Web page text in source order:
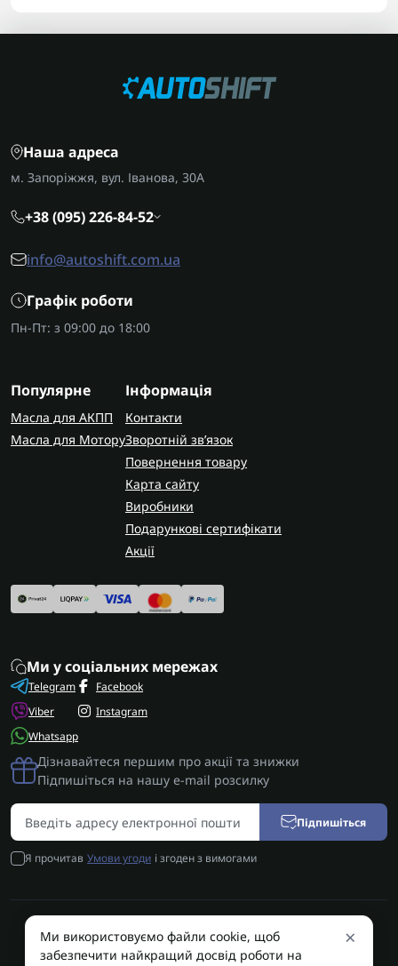
Наша адреса
м. Запоріжжя, вул. Іванова, 30А
+38 (095) 226-84-52
info@autoshift.com.ua
Графік роботи
Пн-Пт: з 09:00 до 18:00
Популярне
Масла для АКПП
Масла для Мотору
Інформація
Контакти
Зворотній зв’язок
Повернення товару
Карта сайту
Виробники
Подарункові сертифікати
Акції
Ми у соціальних мережах
Telegram
Viber
Whatsapp
Facebook
Instagram
Дізнавайтеся першим про акції та знижки
Підпишіться на нашу e-mail розсилку
Підпишіться
Я прочитав Умови угоди і згоден з вимогами
AUTOSHIFT | Запчастини АКПП | Ремонт АКПП © 2026 ×
Ми використовуємо файли cookie, щоб
забезпечити найкращий досвід роботи на